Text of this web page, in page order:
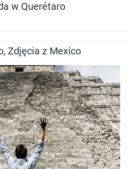
w Querétaro
Zdjęcia z Mexico